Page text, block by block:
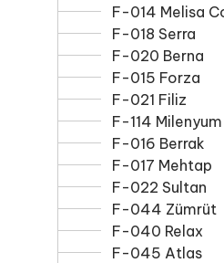
F-014 Melisa
F-018 Serra
F-020 Berna
F-015 Forza
F-021 Filiz
F-114 Milenyum
F-016 Berrak
F-017 Mehtap
F-022 Sultan
F-044 Zümrüt
F-040 Relax
F-045 Atlas